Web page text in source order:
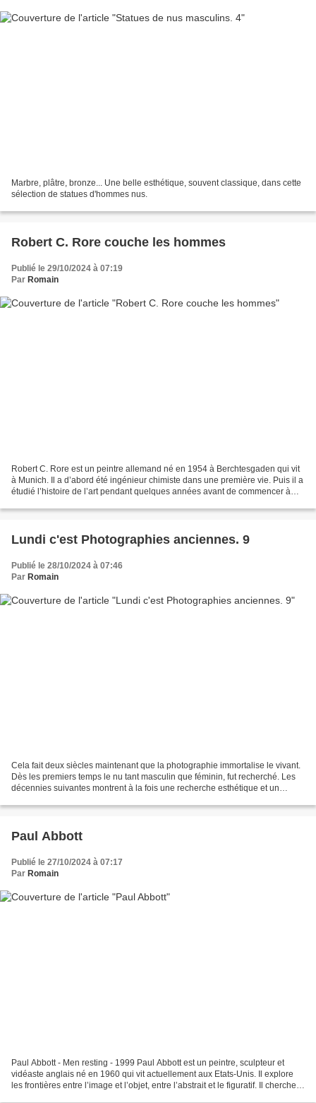
Marbre, plâtre, bronze... Une belle esthétique, souvent classique, dans cette
sélection de statues d'hommes nus.
Robert C. Rore couche les hommes
Publié le 29/10/2024 à 07:19
Par Romain
Robert C. Rore est un peintre allemand né en 1954 à Berchtesgaden qui vit
à Munich. Il a d’abord été ingénieur chimiste dans une première vie. Puis il a
étudié l’histoire de l’art pendant quelques années avant de commencer à
Lundi c'est Photographies anciennes. 9
Publié le 28/10/2024 à 07:46
Par Romain
Cela fait deux siècles maintenant que la photographie immortalise le vivant.
Dès les premiers temps le nu tant masculin que féminin, fut recherché. Les
décennies suivantes montrent à la fois une recherche esthétique et un
Paul Abbott
Publié le 27/10/2024 à 07:17
Par Romain
Paul Abbott - Men resting - 1999 Paul Abbott est un peintre, sculpteur et
vidéaste anglais né en 1960 qui vit actuellement aux Etats-Unis. Il explore
les frontières entre l’image et l’objet, entre l’abstrait et le figuratif. Il cherche